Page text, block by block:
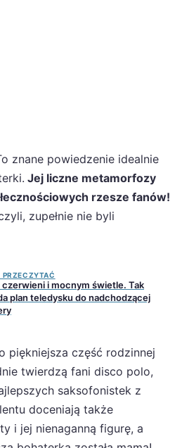
znane powiedzenie idealnie
Jej liczne metamorfozy
rzesze fanów!
zupełnie nie byli
PRZECZYTAĆ
czerwieni i mocnym świetle. Tak
plan teledysku do nadchodzącej
piękniejsza część rodzinnej
twierdzą fani disco polo,
saksofonistek z
doceniają także
i jej nienaganną figurę, a